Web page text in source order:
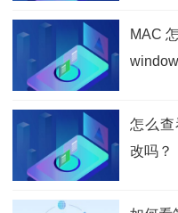
MAC
怎么查
改吗？